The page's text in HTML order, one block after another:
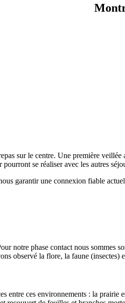
sur le centre. Une première
se réaliser avec les autres
garantir une connexion fiable
notre phase contact nous
observé la flore, la faune (insectes)
entre ces environnements : la